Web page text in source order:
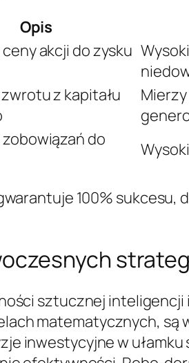
Opis
akcji do zysku
z kapitału
do
100%
sztucznej
matematycznych, są
inwestycyjne w